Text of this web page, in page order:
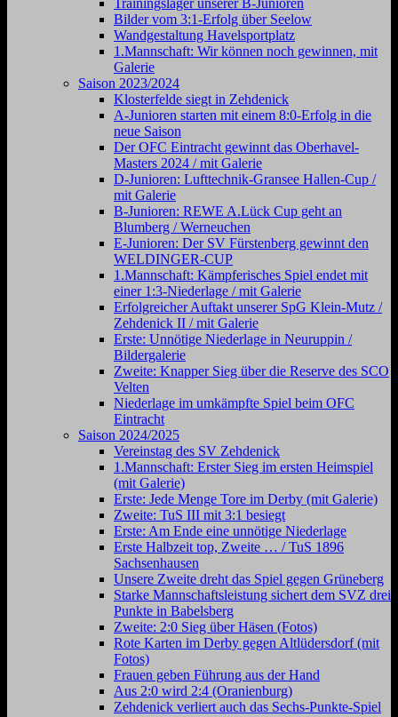
Trainingslager unserer B-Junioren
Bilder vom 3:1-Erfolg über Seelow
Wandgestaltung Havelsportplatz
1.Mannschaft: Wir können noch gewinnen, mit
Galerie
Saison 2023/2024
Klosterfelde siegt in Zehdenick
A-Junioren starten mit einem 8:0-Erfolg in die
neue Saison
Der OFC Eintracht gewinnt das Oberhavel-
Masters 2024 / mit Galerie
D-Junioren: Lufttechnik-Gransee Hallen-Cup /
mit Galerie
B-Junioren: REWE A.Lück Cup geht an
Blumberg / Werneuchen
E-Junioren: Der SV Fürstenberg gewinnt den
WELDINGER-CUP
1.Mannschaft: Kämpferisches Spiel endet mit
einer 1:3-Niederlage / mit Galerie
Erfolgreicher Auftakt unserer SpG Klein-Mutz /
Zehdenick II / mit Galerie
Erste: Unnötige Niederlage in Neuruppin /
Bildergalerie
Zweite: Knapper Sieg über die Reserve des SCO
Velten
Niederlage im umkämpfte Spiel beim OFC
Eintracht
Saison 2024/2025
Vereinstag des SV Zehdenick
1.Mannschaft: Erster Sieg im ersten Heimspiel
(mit Galerie)
Erste: Jede Menge Tore im Derby (mit Galerie)
Zweite: TuS III mit 3:1 besiegt
Erste: Am Ende eine unnötige Niederlage
Erste Halbzeit top, Zweite … / TuS 1896
Sachsenhausen
Unsere Zweite dreht das Spiel gegen Grüneberg
Starke Mannschaftsleistung sichert dem SVZ drei
Punkte in Babelsberg
Zweite: 2:0 Sieg über Häsen (Fotos)
Rote Karten im Derby gegen Altlüdersdorf (mit
Fotos)
Frauen geben Führung aus der Hand
Aus 2:0 wird 2:4 (Oranienburg)
Zehdenick verliert auch das Sechs-Punkte-Spiel